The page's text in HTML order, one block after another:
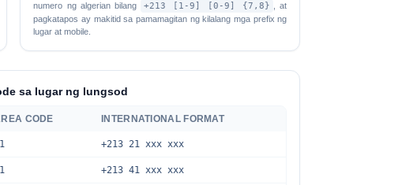
numero ng algerian bilang
+213 [1-9] [0-9] {7,8}
, at
pagkatapos ay makitid sa pamamagitan ng kilalang mga prefix ng
lugar at mobile.
sa lugar ng lungsod
CODE INTERNATIONAL FORMAT
+213 21 xxx xxx
+213 41 xxx xxx